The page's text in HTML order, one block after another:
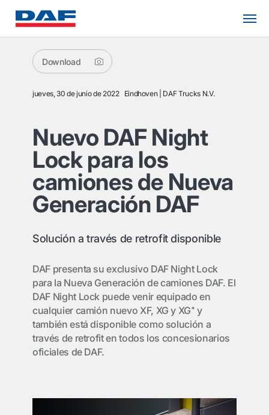
Download
jueves, 30 de junio de 2022 Eindhoven DAF Trucks N.V.
Nuevo DAF Night
Lock para los
camiones de Nueva
Generación DAF
Solución a través de retrofit disponible
DAF presenta su exclusivo DAF Night Lock
para la Nueva Generación de camiones DAF. El
DAF Night Lock puede venir equipado en
cualquier camión nuevo XF, XG y XG⁺ y
también está disponible como solución a
través de retrofit en todos los concesionarios
oficiales de DAF.